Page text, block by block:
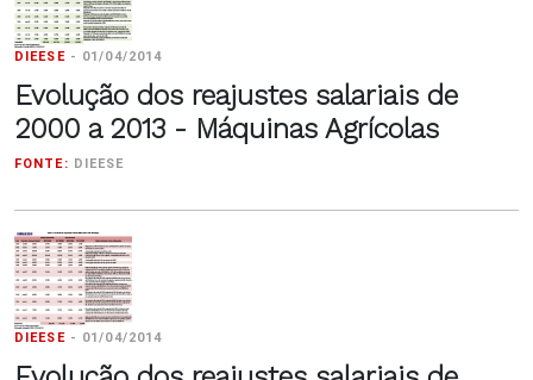
DIEESE- 01/04/2014
Evolução dos reajustes salariais de
2000 a 2013 - Máquinas Agrícolas
FONTE: DIEESE
DIEESE- 01/04/2014